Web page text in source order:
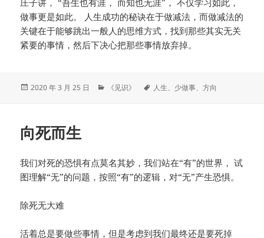
庄子讲， “吾生也有涯， 而知也无涯”， 不仅学习如此，
做事更是如此。 人生成功的秘诀在于做减法，而做减法的
关键在于能够跳出一般人的思维方式，找到那些其实无关
紧要的事情，然后下决心把那些事情放弃掉。
发
2020 年 3 月 25 日
分《见识》
标
人生、 少做事、方向
向死而生
我们对死的恐惧有点莫名其妙，我们站在“有”的世界， 试
图理解“无”的问题，按照“有”的逻辑，对“无”产生恐惧。
除死无大难
活着总是要做些事情，但是考虑到我们最终还是要死掉